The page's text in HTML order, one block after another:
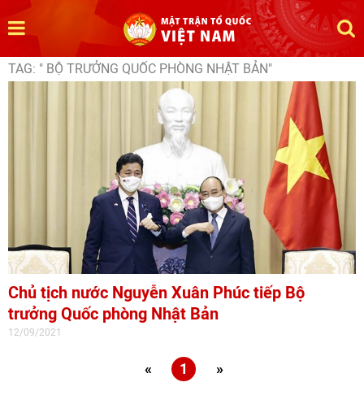
TAG: " BỘ TRƯỞNG QUỐC PHÒNG NHẬT BẢN"
Chủ tịch nước Nguyễn Xuân Phúc tiếp Bộ
trưởng Quốc phòng Nhật Bản
12/09/2021
« 1 »